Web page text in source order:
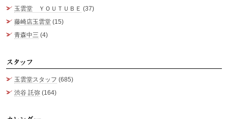
玉雲堂 ＹＯＵＴＵＢＥ (37)
藤崎店玉雲堂 (15)
青森中三 (4)
玉雲堂スタッフ (685)
渋谷 託弥 (164)